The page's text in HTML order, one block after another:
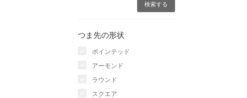
つま先の形状
ポインテッド
アーモンド
ラウンド
スクエア